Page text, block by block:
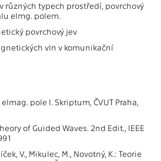
různých typech prostředí, povrchový
elmg. polem.
povrchový jev
vln v komunikační
elmag. pole I. Skriptum, ČVUT Praha,
of Guided Waves. 2nd Edit., IEEE
V., Mikulec, M., Novotný, K.: Teorie